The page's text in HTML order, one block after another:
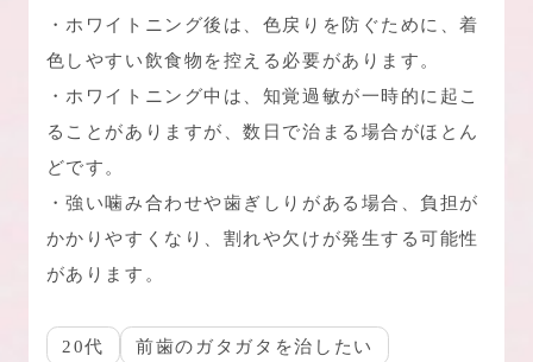
・ホワイトニング後は、色戻りを防ぐために、着
色しやすい飲食物を控える必要があります。
・ホワイトニング中は、知覚過敏が一時的に起こ
ることがありますが、数日で治まる場合がほとん
どです。
・強い噛み合わせや歯ぎしりがある場合、負担が
かかりやすくなり、割れや欠けが発生する可能性
があります。
20代
前歯のガタガタを治したい